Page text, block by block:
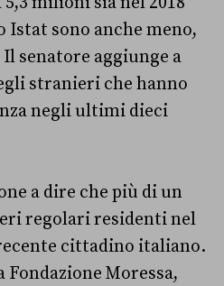
Istat sono anche meno,
senatore aggiunge a
stranieri che hanno
negli ultimi dieci
a dire che più di un
regolari residenti nel
cittadino italiano.
Fondazione Moressa,